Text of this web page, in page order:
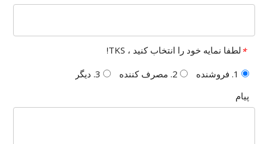
*لطفا نمایه خود را انتخاب کنید ، TKS!
پیام